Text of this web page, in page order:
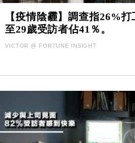
【疫情陰霾】調查指26%
至29歲受訪者佔41％。
VICTOR @ FORTUNE INSIGHT